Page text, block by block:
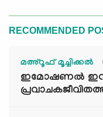
RECOMMENDED
മഅ്റൂഫ് മൂച്ചിക്കല്‍
ഇമോഷണൽ